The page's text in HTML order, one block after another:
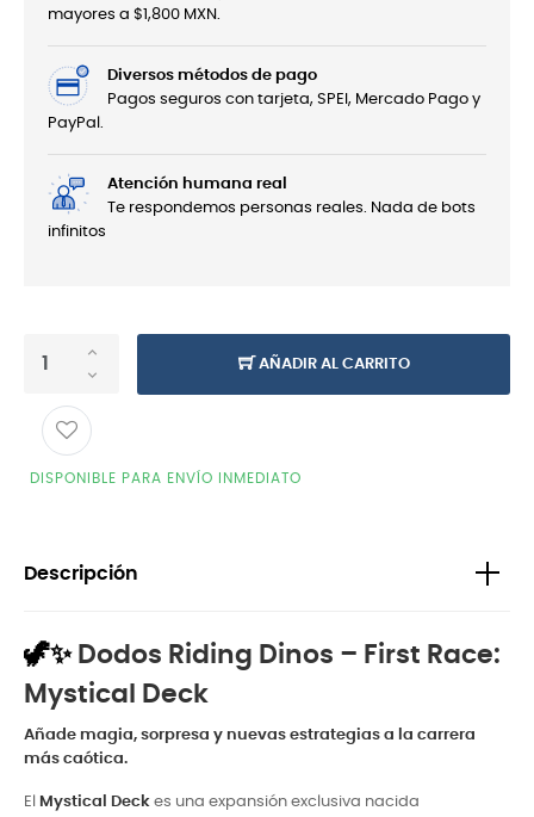
mayores a $1,800 MXN.
Diversos métodos de pago
Pagos seguros con tarjeta, SPEI, Mercado Pago y
PayPal.
Atención humana real
Te respondemos personas reales. Nada de bots
infinitos
AÑADIR AL CARRITO
DISPONIBLE PARA ENVÍO INMEDIATO
Descripción
🦖✨ Dodos Riding Dinos – First Race:
Mystical Deck
Añade magia, sorpresa y nuevas estrategias a la carrera
más caótica.
El Mystical Deck es una expansión exclusiva nacida